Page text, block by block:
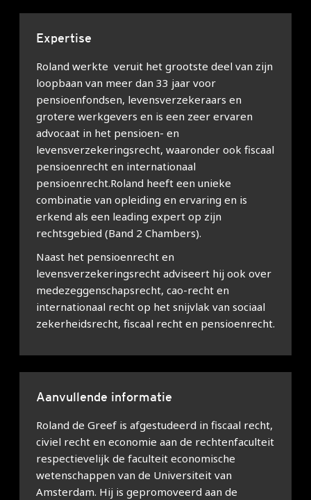
Expertise
Roland werkte veruit het grootste deel van zijn
loopbaan van meer dan 33 jaar voor
pensioenfondsen, levensverzekeraars en
grotere werkgevers en is een zeer ervaren
advocaat in het pensioen- en
levensverzekeringsrecht, waaronder ook fiscaal
pensioenrecht en internationaal
pensioenrecht.Roland heeft een unieke
combinatie van opleiding en ervaring en is
erkend als een leading expert op zijn
rechtsgebied (Band 2 Chambers).
Naast het pensioenrecht en
levensverzekeringsrecht adviseert hij ook over
medezeggenschapsrecht, cao-recht en
internationaal recht op het snijvlak van sociaal
zekerheidsrecht, fiscaal recht en pensioenrecht.
Aanvullende informatie
Roland de Greef is afgestudeerd in fiscaal recht,
civiel recht en economie aan de rechtenfaculteit
respectievelijk de faculteit economische
wetenschappen van de Universiteit van
Amsterdam. Hij is gepromoveerd aan de